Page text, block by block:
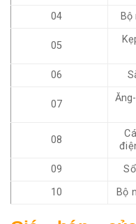
04
05
06
07
08
09
10
Bộ